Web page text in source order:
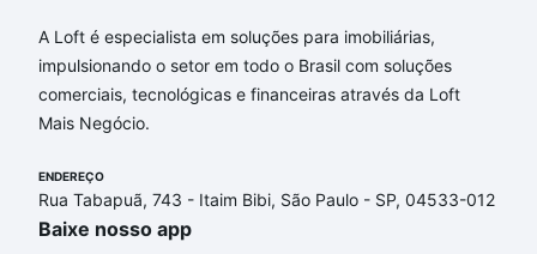
Apartamentos com 2 quartos à venda em Vila Santa
Rita (Sousas), Campinas, SP que custam a partir de
R$ 0 e com nossas opções de financiamento
imobiliário as parcelas podem se adequar ao seu
envolvidos no processo de compra, veja em nosso
portal quanto custa comprar um apartamento e
conte com a gente para comprar o imóvel dos seus
A Loft é especialista em soluções para imobiliárias,
impulsionando o setor em todo o Brasil com soluções
comerciais, tecnológicas e financeiras através da Loft
Mais Negócio.
ENDEREÇO
Rua Tabapuã, 743 - Itaim Bibi, São Paulo - SP, 04533-012
Baixe nosso app